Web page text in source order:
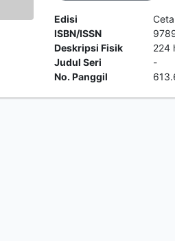
Edisi
ISBN/ISSN
Deskripsi Fisik
224
Judul Seri
-
No. Panggil